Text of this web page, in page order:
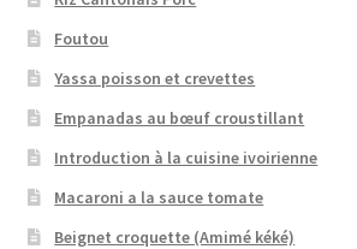
Foutou
Yassa poisson et crevettes
Empanadas au bœuf croustillant
Introduction à la cuisine ivoirienne
Macaroni a la sauce tomate
Beignet croquette (Amimé kéké)